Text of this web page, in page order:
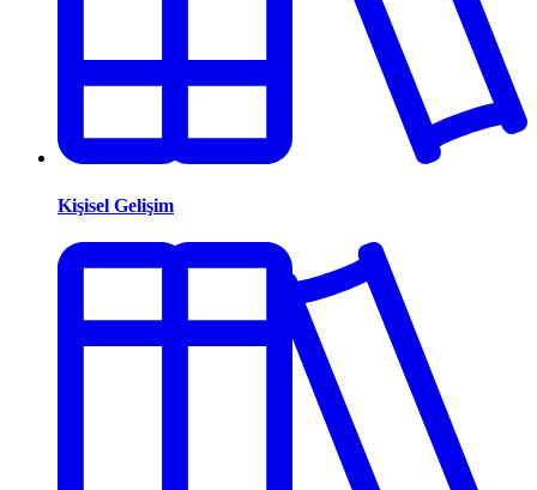
Kişisel Gelişim